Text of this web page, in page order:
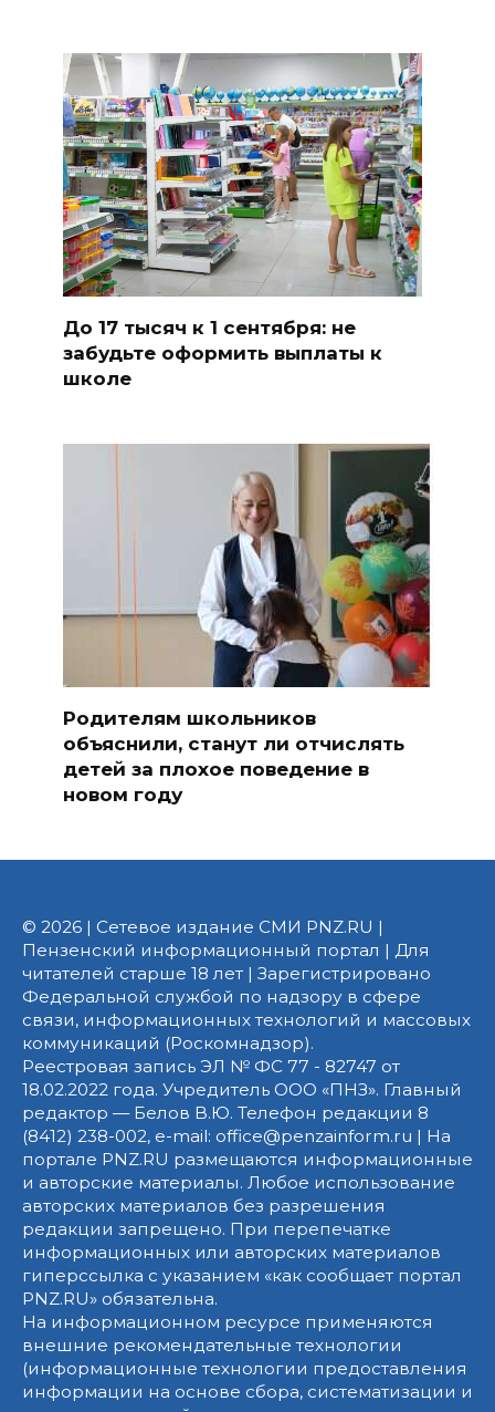
До 17 тысяч к 1 сентября: не
забудьте оформить выплаты к
школе
Родителям школьников
объяснили, станут ли отчислять
детей за плохое поведение в
новом году
© 2026 | Сетевое издание СМИ PNZ.RU |
Пензенский информационный портал | Для
читателей старше 18 лет | Зарегистрировано
Федеральной службой по надзору в сфере
связи, информационных технологий и массовых
коммуникаций (Роскомнадзор).
Реестровая запись ЭЛ № ФС 77 - 82747 от
18.02.2022 года. Учредитель ООО «ПНЗ». Главный
редактор — Белов В.Ю. Телефон редакции 8
(8412) 238-002, e-mail: office@penzainform.ru | На
портале PNZ.RU размещаются информационные
и авторские материалы. Любое использование
авторских материалов без разрешения
редакции запрещено. При перепечатке
информационных или авторских материалов
гиперссылка с указанием «как сообщает портал
PNZ.RU» обязательна.
На информационном ресурсе применяются
внешние рекомендательные технологии
(информационные технологии предоставления
информации на основе сбора, систематизации и